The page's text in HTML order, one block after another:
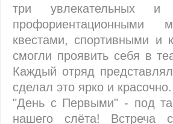
три увлекательных и
профориентационными
квестами, спортивными и
смогли проявить себя в
Каждый отряд
сделал это ярко и красочно.
"День с Первыми" - под
нашего слёта! Встреча